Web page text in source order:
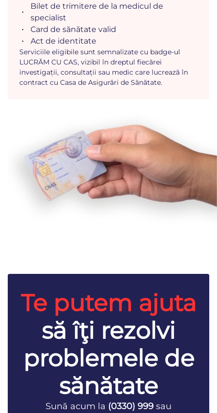
Bilet de trimitere de la medicul de
specialist
Card de sănătate valid
Act de identitate
Serviciile eligibile sunt semnalizate cu badge-ul
LUCRĂM CU CAS, vizibil în dreptul fiecărei
investigații, consultații sau medic care lucrează în
contract cu Casa de Asigurări de Sănătate.
Te putem ajuta
să îţi rezolvi
problemele de
sănătate
Sună acum la (0330) 999 sau